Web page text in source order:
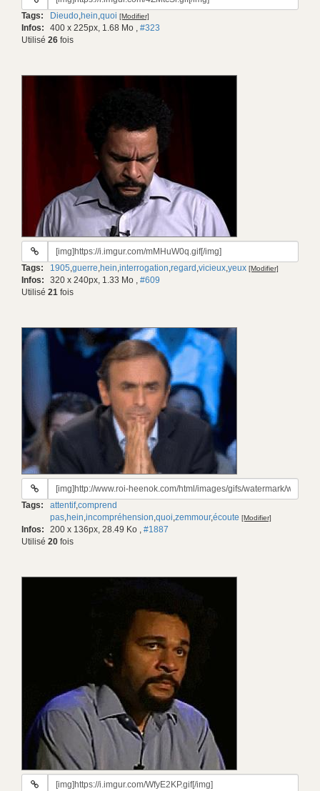
gif:
Tags: Dieudo,hein,quoi [Modifier]
Infos: 400 x 225px, 1.68 Mo , #323
Utilisé 26 fois
URL
gif:
Tags: 1905,guerre,hein,interrogation,regard ,vicieux,yeux [Modifier]
Infos: 320 x 240px, 1.33 Mo , #609
Utilisé 21 fois
URL
gif:
Tags: attentif,comprend
pas,hein,incompréhension,quoi,zemmour,écoute [Modifier]
Infos: 200 x 136px, 28.49 Ko , #1887
Utilisé 20 fois
URL